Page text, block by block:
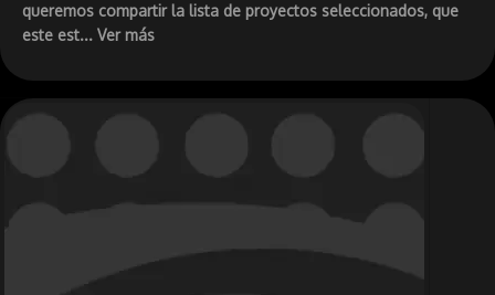
queremos compartir la lista de proyectos seleccionados, que
este est... Ver más